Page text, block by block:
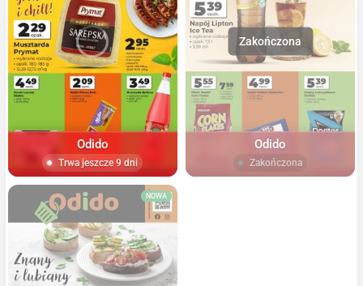
Odido
Trwa jeszcze 9 dni
Odido
Zakończona
NOWA